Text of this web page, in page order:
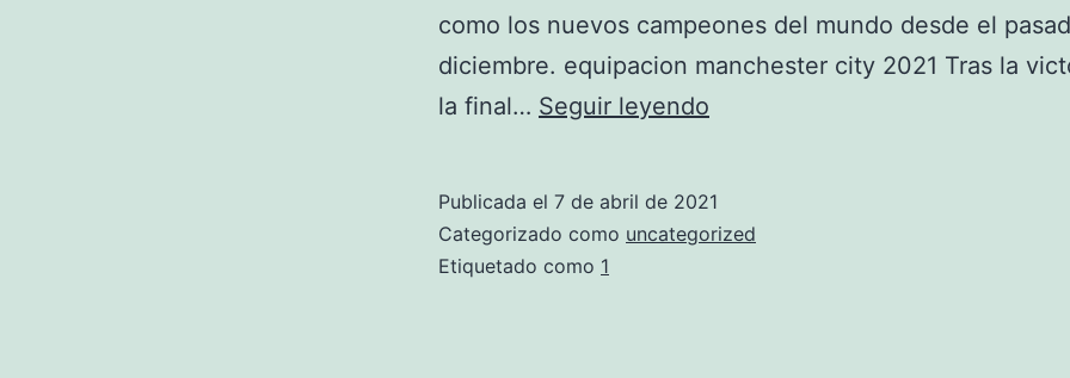
como los nuevos campeones del mundo desde el
diciembre. equipacion manchester city 2021 Tras la
la final… Seguir leyendo
2020
Publicada el 7 de abril de 2021
Categorizado como uncategorized
Etiquetado como 1